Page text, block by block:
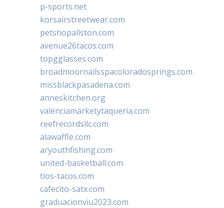
p-sports.net
korsairstreetwear.com
petshopallston.com
avenue26tacos.com
topgglasses.com
broadmoornailsspacoloradosprings.com
missblackpasadena.com
anneskitchen.org
valenciamarketytaqueria.com
reefrecordsllc.com
alawaffle.com
aryouthfishing.com
united-basketball.com
tios-tacos.com
cafecito-satx.com
graduacionviu2023.com